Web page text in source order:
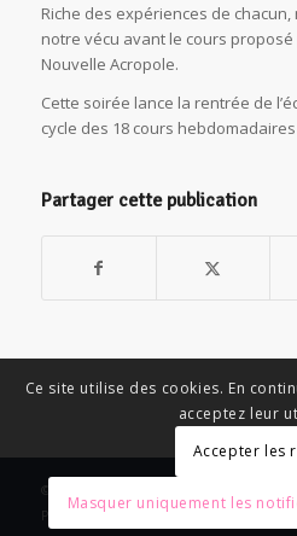
Riche des expériences de
notre vécu avant le cours
Nouvelle Acropole.
Cette soirée lance la rentrée de
cycle des 18 cours hebdomadaires
Partager cette publication
© Copyright - News Nouvelle Acropole -
Politique de confidentialité
Ce site utilise des cookies. En
acceptez leur
Accepter les
Masquer uniquement les